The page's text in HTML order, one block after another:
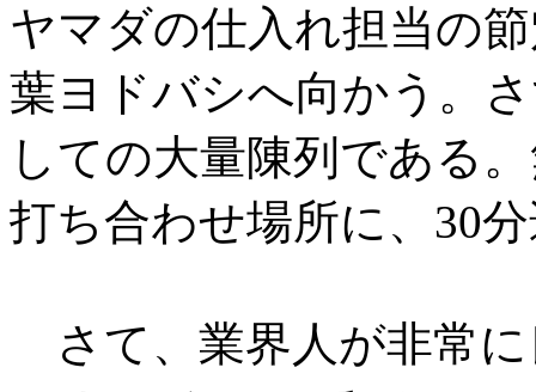
ヤマダの仕入れ担当の
葉ヨドバシへ向かう。
しての大量陳列である
打ち合わせ場所に、30
さて、業界人が非常